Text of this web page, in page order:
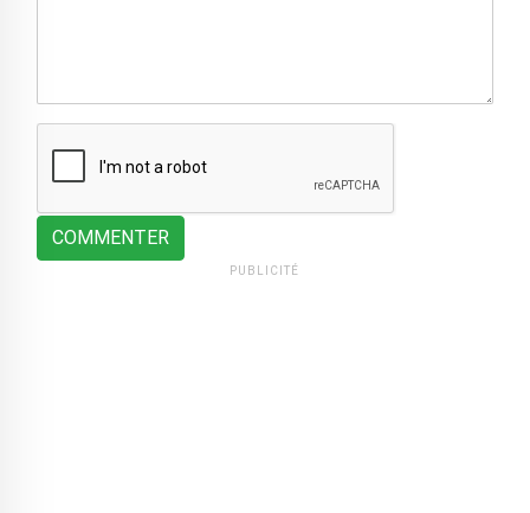
COMMENTER
PUBLICITÉ